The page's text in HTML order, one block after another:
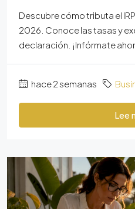
Descubre cómo tributa el
2026. Conoce las tasas y
declaración. ¡Infórmate
hace 2 semanas
Lee